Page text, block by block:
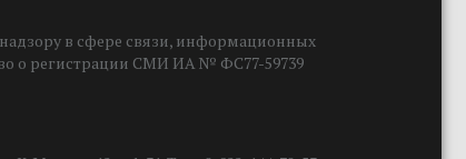
в сфере связи, информационных
о регистрации СМИ ИА № ФС77-59739